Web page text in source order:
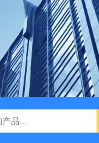
TEST-2000烟感闭环